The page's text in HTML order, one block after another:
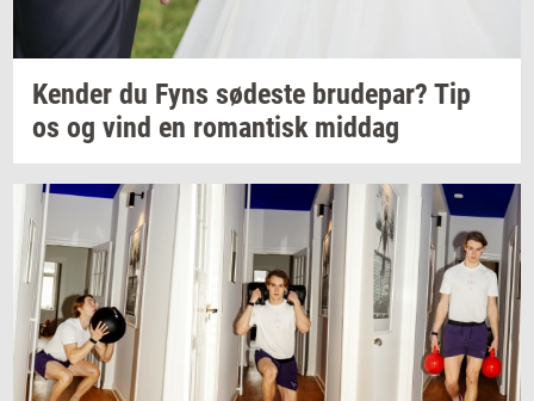
Ken­der du Fyns sø­de­ste bru­de­par? Tip
os og vind en ro­man­tisk mid­dag